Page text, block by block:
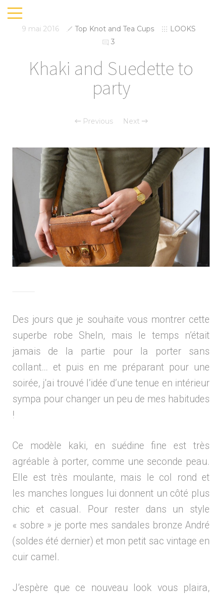
9 mai 2016 Top Knot and Tea Cups
LOOKS
3
Khaki and Suedette to
party
Previous Next
Des jours que je souhaite vous montrer cette
superbe robe SheIn, mais le temps n’était
jamais de la partie pour la porter sans
collant… et puis en me préparant pour une
soirée, j’ai trouvé l’idée d’une tenue en intérieur
sympa pour changer un peu de mes habitudes
!
Ce modèle kaki, en suédine fine est très
agréable à porter, comme une seconde peau.
Elle est très moulante, mais le col rond et
les manches longues lui donnent un côté plus
chic et casual. Pour rester dans un style
« sobre » je porte mes sandales bronze André
(soldes été dernier) et mon petit sac vintage en
cuir camel.
J’espère que ce nouveau look vous plaira,